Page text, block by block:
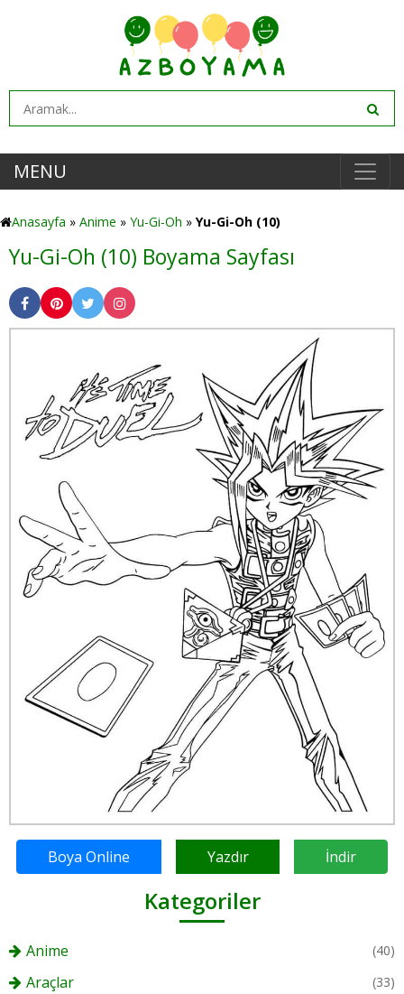
MENU
Anasayfa » Anime » Yu-Gi-Oh » Yu-Gi-Oh (10)
Yu-Gi-Oh (10) Boyama Sayfası
Boya Online Yazdır İndir
Kategoriler
Anime (40)
Araçlar (33)